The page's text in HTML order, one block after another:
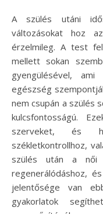
A szülés utáni időszak sok nő számára jelentős
változásokat hoz
érzelmileg. A test
mellett sokan
gyengülésével,
egészség
nem csupán a szülés
kulcsfontosságú.
szerveket, és
székletkontrollhoz,
szülés után a női
regenerálódáshoz,
jelentősége van
gyakorlatok